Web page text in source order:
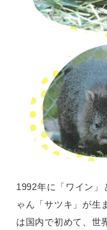
1992年に「ワイン」
ゃん「サツキ」が生
は国内で初めて、世